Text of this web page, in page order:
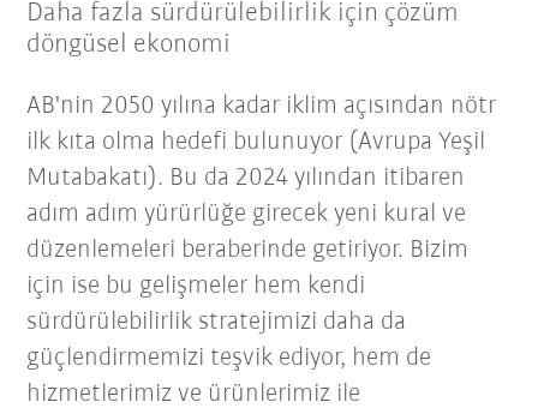
Daha fazla sürdürülebilirlik için çözüm
döngüsel ekonomi
AB'nin 2050 yılına kadar iklim açısından nötr
ilk kıta olma hedefi bulunuyor (Avrupa Yeşil
Mutabakatı). Bu da 2024 yılından itibaren
adım adım yürürlüğe girecek yeni kural ve
düzenlemeleri beraberinde getiriyor. Bizim
için ise bu gelişmeler hem kendi
sürdürülebilirlik stratejimizi daha da
güçlendirmemizi teşvik ediyor, hem de
hizmetlerimiz ve ürünlerimiz ile